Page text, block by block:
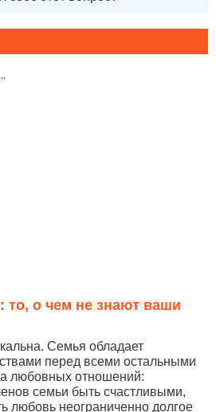
то, о чем не знают ваши
Семья обладает
перед всеми остальными
любовных отношений:
семьи быть счастливыми,
любовь неограниченно долгое